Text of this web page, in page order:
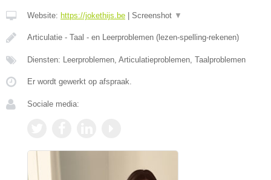
Website: https://jokethijs.be | Screenshot ▼
Articulatie - Taal - en Leerproblemen (lezen-spelling-rekenen)
Diensten: Leerproblemen, Articulatieproblemen, Taalproblemen
Er wordt gewerkt op afspraak.
Sociale media: